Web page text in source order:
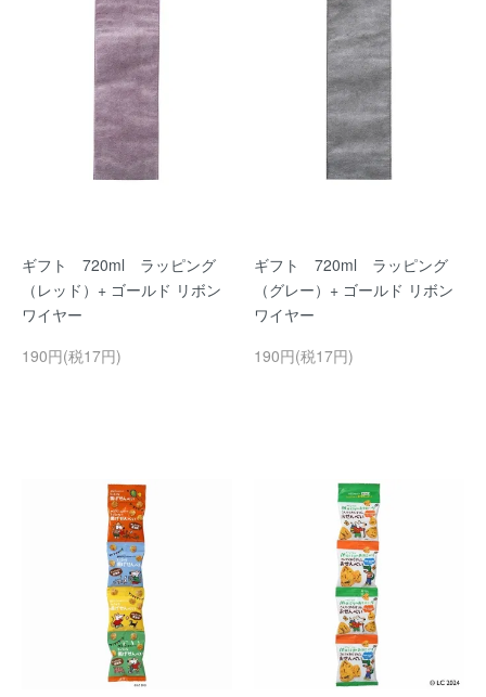
ギフト 720ml ラッピング
（レッド）+ ゴールド リボン
ワイヤー
190円(税17円)
ギフト 720ml ラッピング
（グレー）+ ゴールド リボン
ワイヤー
190円(税17円)